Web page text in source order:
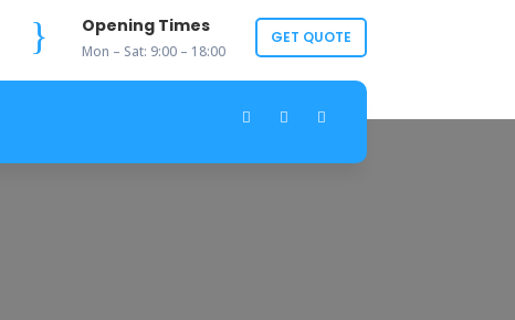
} Opening Times
Mon – Sat: 9:00 – 18:00
GET QUOTE